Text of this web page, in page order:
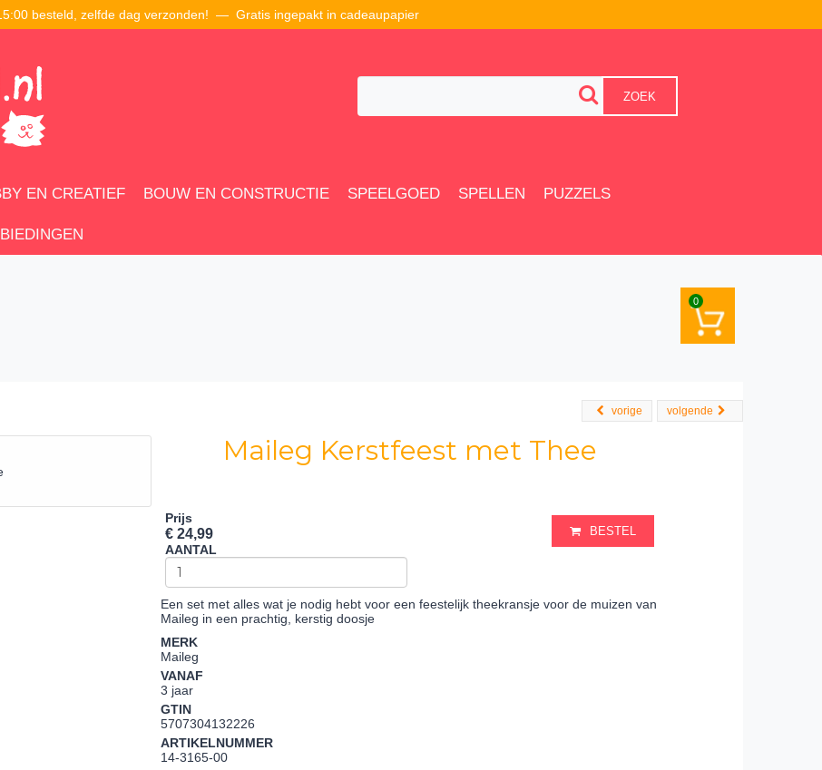
besteld, zelfde dag verzonden! — Gratis ingepakt in cadeaupapier
ZOEK
EN CREATIEF BOUW EN CONSTRUCTIE SPEELGOED SPELLEN PUZZELS
0
volgende
vorige
Maileg Kerstfeest met Thee
Prijs
€ 24,99
AANTAL
BESTEL
Een set met alles wat je nodig hebt voor een feestelijk theekransje voor de muizen van
Maileg in een prachtig, kerstig doosje
MERK
Maileg
VANAF
3 jaar
GTIN
5707304132226
ARTIKELNUMMER
14-3165-00